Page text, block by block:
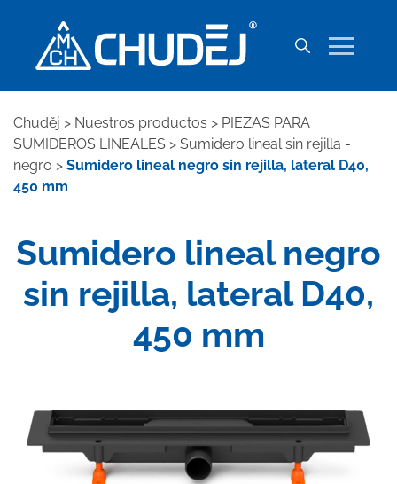
Chuděj > Nuestros productos > PIEZAS PARA
SUMIDEROS LINEALES > Sumidero lineal sin rejilla -
negro > Sumidero lineal negro sin rejilla, lateral D40,
450 mm
Sumidero lineal negro
sin rejilla, lateral D40,
450 mm